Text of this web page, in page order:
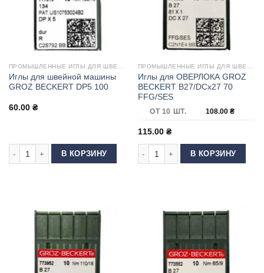
Иглы для швейной машины
GROZ BECKERT DP5 100
60.00 ₴
Количество товара Иглы для швейной машины GROZ BECKERT DP5 100
В КОРЗИНУ
Иглы для ОВЕРЛОКА GROZ
BECKERT B27/DCx27 70
FFG/SES
ОТ 10 ШТ. 108.00 ₴
115.00 ₴
Количество товара Иглы для
В КОРЗИНУ